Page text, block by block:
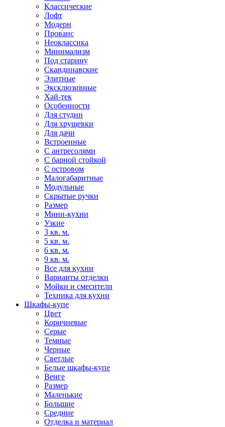
Классические
Лофт
Модерн
Прованс
Неоклассика
Минимализм
Под старину
Скандинавские
Элитные
Эксклюзивные
Хай-тек
Особенности
Для студии
Для хрущевки
Для дачи
Встроенные
С антресолями
С барной стойкой
С островом
Малогабаритные
Модульные
Скрытые ручки
Размер
Мини-кухни
Узкие
3 кв. м.
5 кв. м.
6 кв. м.
9 кв. м.
Все для кухни
Варианты отделки
Мойки и смесители
Техника для кухни
Шкафы-купе
Цвет
Коричневые
Серые
Темные
Черные
Светлые
Белые шкафы-купе
Венге
Размер
Маленькие
Большие
Средние
Отделка и материал